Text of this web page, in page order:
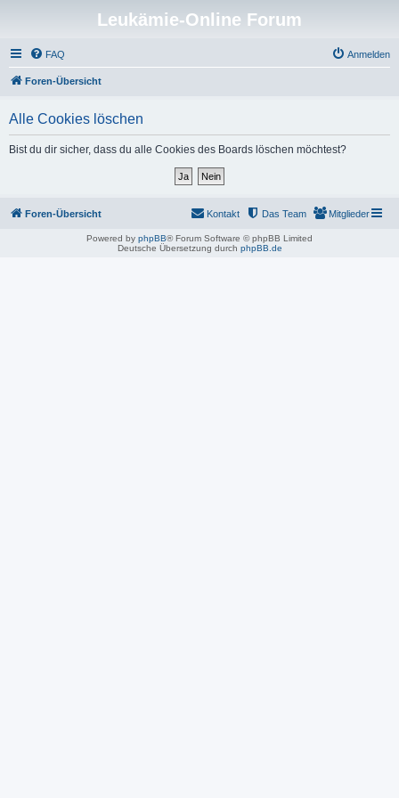
Leukämie-Online Forum
FAQ Anmelden
Foren-Übersicht
Alle Cookies löschen
Bist du dir sicher, dass du alle Cookies des Boards löschen möchtest?
Foren-Übersicht Mitglieder
Das Team
Kontakt
Powered by phpBB® Forum Software © phpBB Limited
Deutsche Übersetzung durch phpBB.de